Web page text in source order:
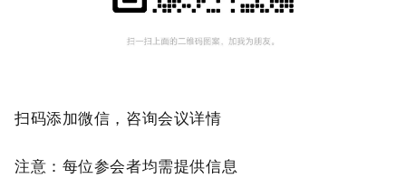
扫码添加微信，咨询会议详情
注意：每位参会者均需提供信息